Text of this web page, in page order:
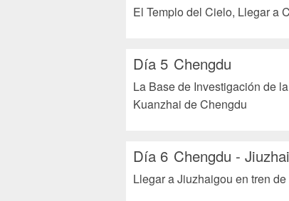
El Templo del Cielo, Llegar a
Día 5 Chengdu
La Base de Investigación de
Kuanzhai de Chengdu
Día 6 Chengdu -
Llegar a Jiuzhaigou en tren